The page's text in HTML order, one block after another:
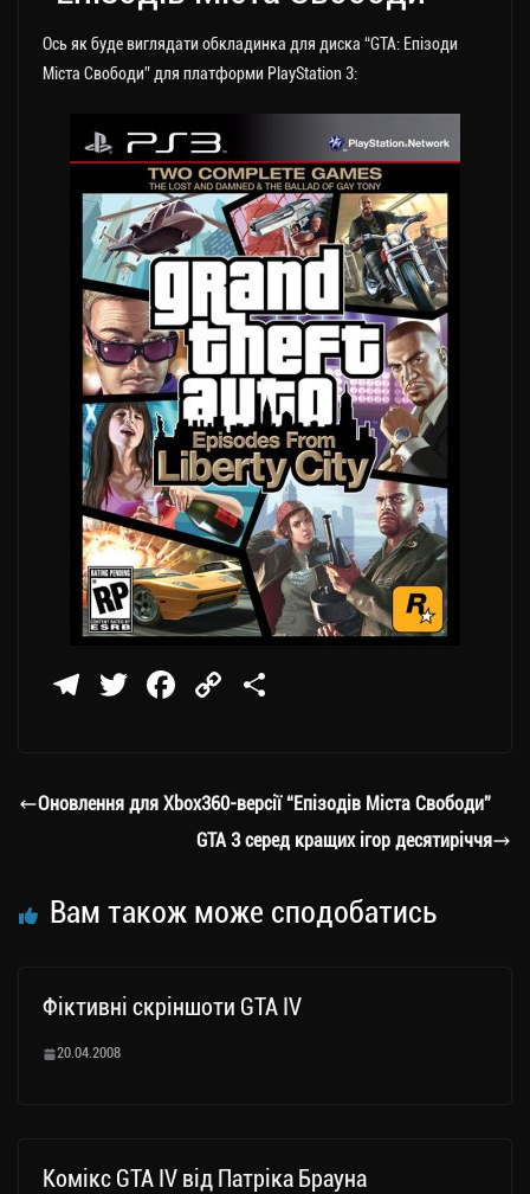
Ось як буде виглядати обкладинка для диска “GTA: Епізоди
Міста Свободи” для платформи PlayStation 3:
Te
a
T
er
Fa
ok
C
Li
nk
ли
ти
Оновлення для Xbox360-версії “Епізодів Міста Свободи”
GTA 3 серед кращих ігор десятиріччя
Вам також може сподобатись
Фіктивні скріншоти GTA IV
20.04.2008
Комікс GTA IV від Патріка Брауна